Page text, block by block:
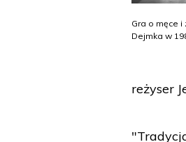
Gra o męce
Dejmka w
reżyser